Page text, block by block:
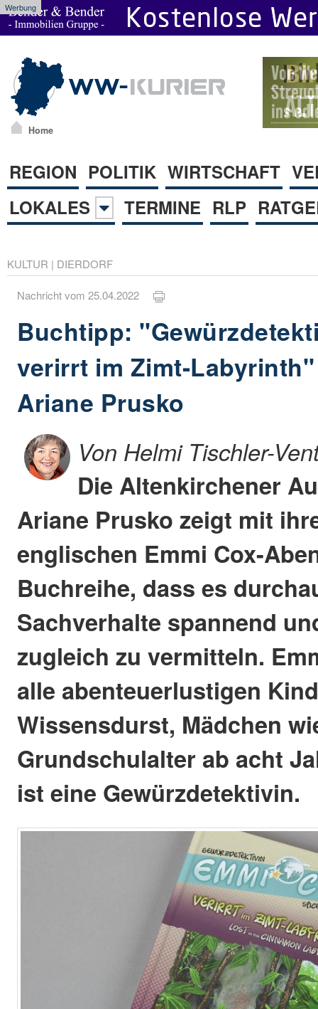
Werbung
Home
REGION POLITIK WIRTSCHAFT
LOKALES
TERMINE RLP
KULTUR | DIERDORF
Nachricht vom 25.04.2022
Buchtipp:
verirrt im Zimt-
Ariane Prusko
Von Helmi Tischler-
Die Altenkirchener
Ariane Prusko zeigt mit
englischen Emmi Cox-
Buchreihe, dass es
Sachverhalte spannend
zugleich zu vermitteln.
alle abenteuerlustigen
Wissensdurst, Mädchen
Grundschulalter ab acht
ist eine Gewürzdetektivin.